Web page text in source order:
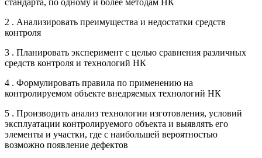
2 . Анализировать преимущества и недостатки средств
контроля
3 . Планировать эксперимент с целью сравнения различных
средств контроля и технологий НК
4 . Формулировать правила по применению на
контролируемом объекте внедряемых технологий НК
5 . Производить анализ технологии изготовления, условий
эксплуатации контролируемого объекта и выявлять его
элементы и участки, где с наибольшей вероятностью
возможно появление дефектов